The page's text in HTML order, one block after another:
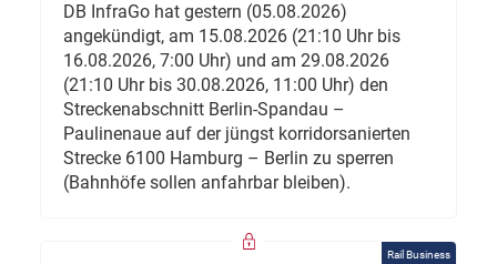
DB InfraGo hat gestern (05.08.2026)
angekündigt, am 15.08.2026 (21:10 Uhr bis
16.08.2026, 7:00 Uhr) und am 29.08.2026
(21:10 Uhr bis 30.08.2026, 11:00 Uhr) den
Streckenabschnitt Berlin-Spandau –
Paulinenaue auf der jüngst korridorsanierten
Strecke 6100 Hamburg – Berlin zu sperren
(Bahnhöfe sollen anfahrbar bleiben).
Rail Business